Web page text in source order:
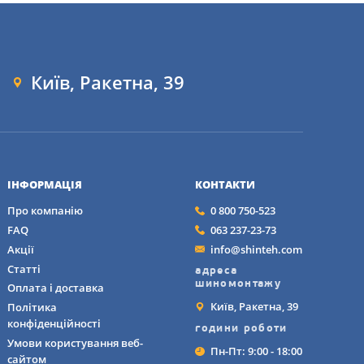
тиск у шинах, щоб
знос.
та інших
вібрацій і
Київ, Ракетна, 39
ІНФОРМАЦІЯ
Про компанію
FAQ
Акції
Статті
Оплата і доставка
Політика
конфіденційності
Умови користування веб-
сайтом
КОНТАКТИ
0 800 750-523
063 237-23-73
info@shinteh.com
адреса
шиномонтажу
Київ, Ракетна, 39
години роботи
Пн-Пт: 9:00 - 18:00